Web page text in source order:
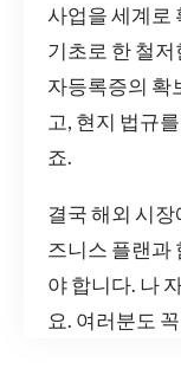
사업을 세계로
기초로 한 철
자등록증의 확
고, 현지 법규
죠.
결국 해외 시
즈니스 플랜과
야 합니다. 나
요. 여러분도